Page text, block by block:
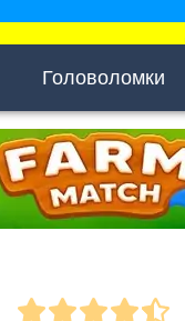
Головоломки